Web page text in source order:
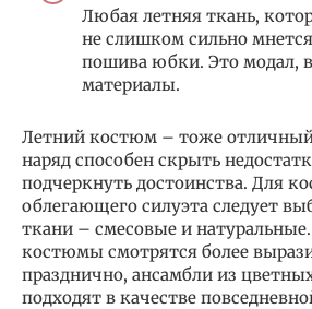
Любая летняя ткань,
не слишком сильно
пошива юбки. Это модал,
материалы.
Летний костюм – тоже
наряд способен скрыть
подчеркнуть достоинства. Для
облегающего силуэта следует
ткани – смесовые и
костюмы смотрятся более
празднично, ансамбли из
подходят в качестве